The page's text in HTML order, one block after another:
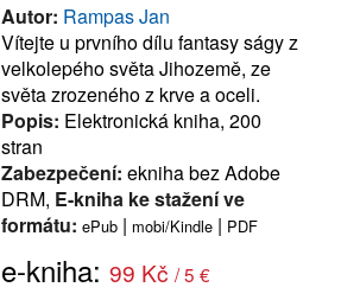
Autor: Rampas Jan
Vítejte u prvního dílu fantasy ságy z
velkolepého světa Jihozemě, ze
světa zrozeného z krve a oceli.
Popis: Elektronická kniha, 200
stran
Zabezpečení: ekniha bez Adobe
DRM, E-kniha ke stažení ve
formátu: ePub | mobi/Kindle | PDF
e-kniha: 99 Kč / 5 €